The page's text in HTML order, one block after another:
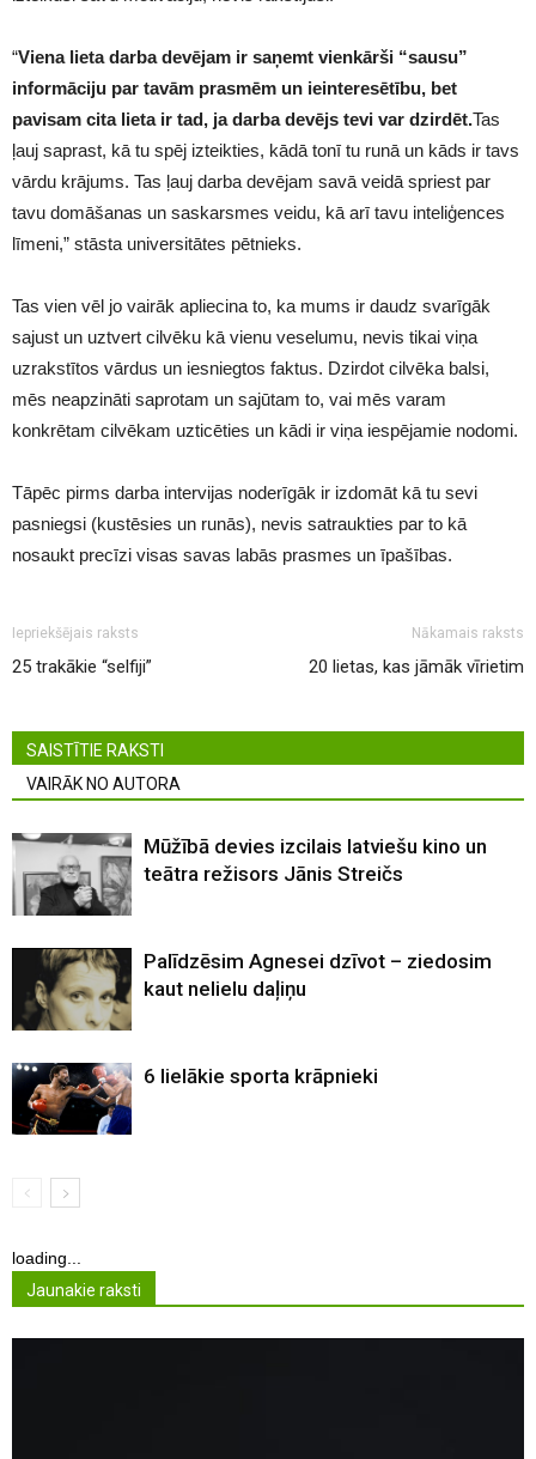
“Viena lieta darba devējam ir saņemt vienkārši “sausu”
informāciju par tavām prasmēm un ieinteresētību, bet
pavisam cita lieta ir tad, ja darba devējs tevi var dzirdēt.Tas
ļauj saprast, kā tu spēj izteikties, kādā tonī tu runā un kāds ir tavs
vārdu krājums. Tas ļauj darba devējam savā veidā spriest par
tavu domāšanas un saskarsmes veidu, kā arī tavu inteliģences
līmeni,” stāsta universitātes pētnieks.
Tas vien vēl jo vairāk apliecina to, ka mums ir daudz svarīgāk
sajust un uztvert cilvēku kā vienu veselumu, nevis tikai viņa
uzrakstītos vārdus un iesniegtos faktus. Dzirdot cilvēka balsi,
mēs neapzināti saprotam un sajūtam to, vai mēs varam
konkrētam cilvēkam uzticēties un kādi ir viņa iespējamie nodomi.
Tāpēc pirms darba intervijas noderīgāk ir izdomāt kā tu sevi
pasniegsi (kustēsies un runās), nevis satraukties par to kā
nosaukt precīzi visas savas labās prasmes un īpašības.
Iepriekšējais raksts
25 trakākie “selfiji”
Nākamais raksts
20 lietas, kas jāmāk vīrietim
SAISTĪTIE RAKSTI
VAIRĀK NO AUTORA
Mūžībā devies izcilais latviešu kino un
teātra režisors Jānis Streičs
Palīdzēsim Agnesei dzīvot – ziedosim
kaut nelielu daļiņu
6 lielākie sporta krāpnieki
loading...
Jaunakie raksti